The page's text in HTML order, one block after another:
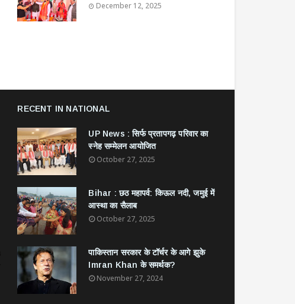
December 12, 2025
RECENT IN NATIONAL
UP News : सिर्फ प्रतापगढ़ परिवार का
स्नेह सम्मेलन आयोजित
October 27, 2025
Bihar : छठ महापर्व: किऊल नदी, जमुई में
आस्था का सैलाब
October 27, 2025
​पाकिस्तान सरकार के टॉर्चर के आगे झुके
Imran Khan के समर्थक?
November 27, 2024